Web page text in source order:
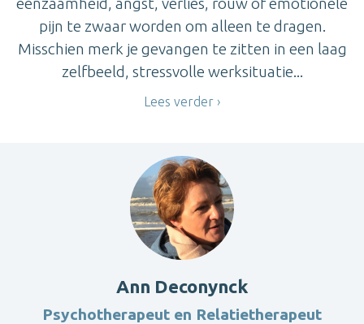
pijn te zwaar worden om alleen te dragen.
Misschien merk je gevangen te zitten in een laag
zelfbeeld, stressvolle werksituatie...
Lees verder
Ann Deconynck
Psychotherapeut en Relatietherapeut